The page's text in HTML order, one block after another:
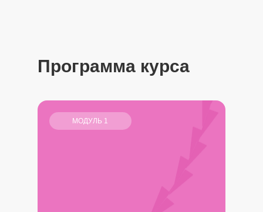
Программа курса
МОДУЛЬ 1